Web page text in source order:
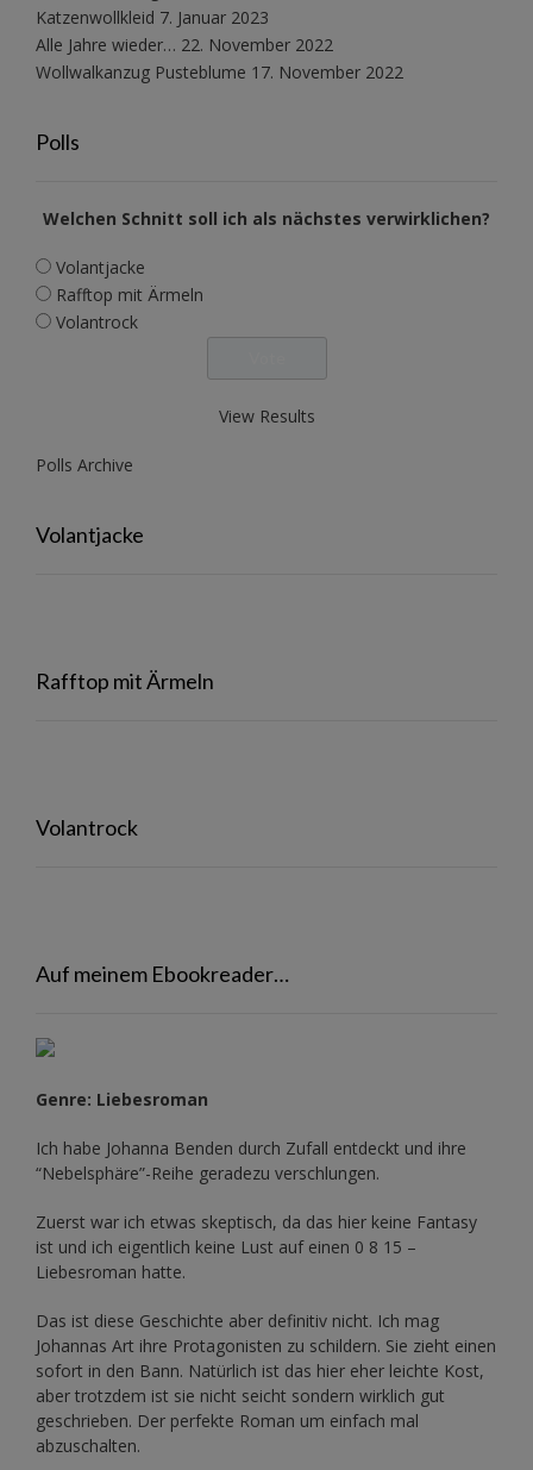
Katzenwollkleid 7. Januar 2023
Alle Jahre wieder… 22. November 2022
Wollwalkanzug Pusteblume 17. November 2022
Polls
Welchen Schnitt soll ich als nächstes verwirklichen?
Volantjacke
Rafftop mit Ärmeln
Volantrock
View Results
Polls Archive
Volantjacke
Rafftop mit Ärmeln
Volantrock
Auf meinem Ebookreader…
Genre: Liebesroman
Ich habe Johanna Benden durch Zufall entdeckt und ihre
“Nebelsphäre”-Reihe geradezu verschlungen.
Zuerst war ich etwas skeptisch, da das hier keine Fantasy
ist und ich eigentlich keine Lust auf einen 0 8 15 –
Liebesroman hatte.
Das ist diese Geschichte aber definitiv nicht. Ich mag
Johannas Art ihre Protagonisten zu schildern. Sie zieht einen
sofort in den Bann. Natürlich ist das hier eher leichte Kost,
aber trotzdem ist sie nicht seicht sondern wirklich gut
geschrieben. Der perfekte Roman um einfach mal
abzuschalten.